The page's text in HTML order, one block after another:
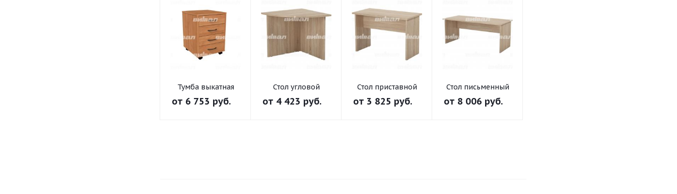
Тумба выкатная
"Директор"
от 6 753 руб.
Стол угловой
"Директор"
от 4 423 руб.
Стол приставной
"Директор"
от 3 825 руб.
Стол письменный
"Директор" 1800
от 8 006 руб.